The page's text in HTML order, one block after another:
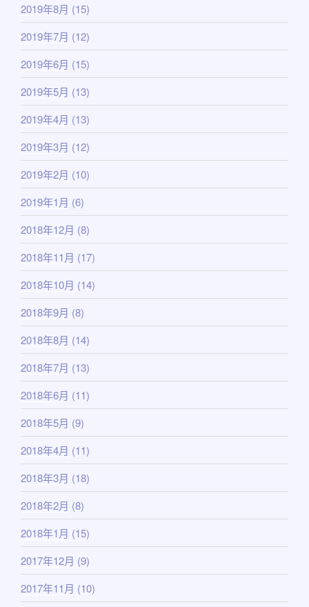
2019年8月 (15)
2019年7月 (12)
2019年6月 (15)
2019年5月 (13)
2019年4月 (13)
2019年3月 (12)
2019年2月 (10)
2019年1月 (6)
2018年12月 (8)
2018年11月 (17)
2018年10月 (14)
2018年9月 (8)
2018年8月 (14)
2018年7月 (13)
2018年6月 (11)
2018年5月 (9)
2018年4月 (11)
2018年3月 (18)
2018年2月 (8)
2018年1月 (15)
2017年12月 (9)
2017年11月 (10)